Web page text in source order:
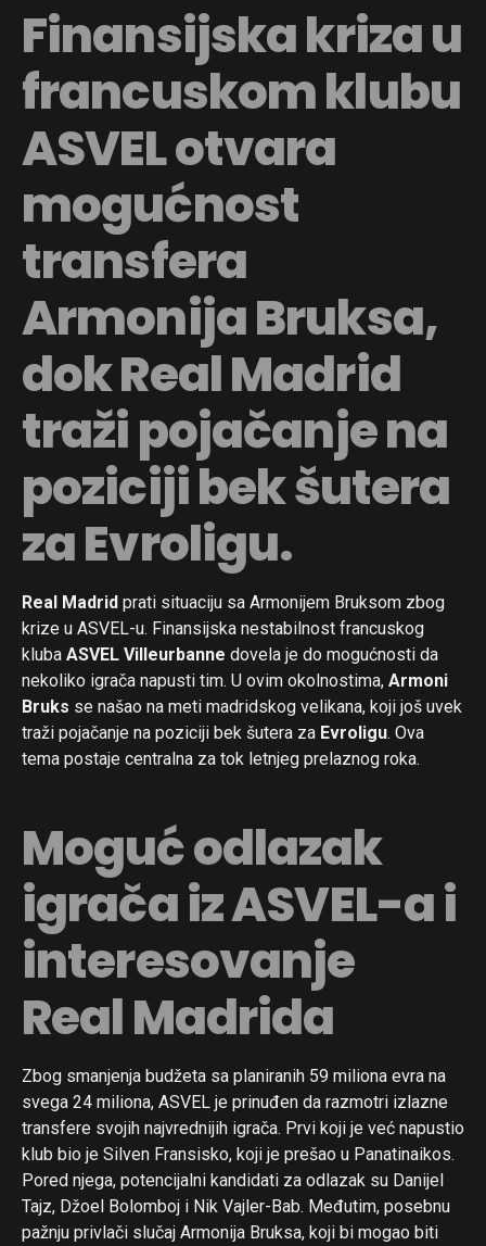
Finansijska kriza u
francuskom klubu
ASVEL otvara
mogućnost
transfera
Armonija Bruksa,
dok Real Madrid
traži pojačanje na
poziciji bek šutera
za Evroligu.
Real Madrid prati situaciju sa Armonijem Bruksom zbog
krize u ASVEL-u. Finansijska nestabilnost francuskog
kluba ASVEL Villeurbanne dovela je do mogućnosti da
nekoliko igrača napusti tim. U ovim okolnostima, Armoni
Bruks se našao na meti madridskog velikana, koji još uvek
traži pojačanje na poziciji bek šutera za Evroligu. Ova
tema postaje centralna za tok letnjeg prelaznog roka.
Moguć odlazak
igrača iz ASVEL-a i
interesovanje
Real Madrida
Zbog smanjenja budžeta sa planiranih 59 miliona evra na
svega 24 miliona, ASVEL je prinuđen da razmotri izlazne
transfere svojih najvrednijih igrača. Prvi koji je već napustio
klub bio je Silven Fransisko, koji je prešao u Panatinaikos.
Pored njega, potencijalni kandidati za odlazak su Danijel
Tajz, Džoel Bolomboj i Nik Vajler-Bab. Međutim, posebnu
pažnju privlači slučaj Armonija Bruksa, koji bi mogao biti